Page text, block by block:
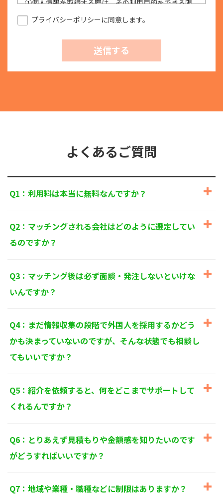
①個人情報を取得する際は、その利用目的をできる限
て適法かつ公正な手段を用い、同意を得て取得しま
個人情報を利用する際は、本人に明示、通知、また
は公表した利用目的の範囲内に限定し、それに反す
2. 安全対策の実施について
構築し、個人情報への不正アクセス、個人情報の漏
洩、滅失または毀損等の的確な防止とセキュリティの
本人からの苦情および相談があった場合には、適切か
正、削除、または利用もしくは提供の停止等を求めら
れたときは、適法かつ遅滞なく応じます。
に関する法令、国が定める指針およびその他の規範を
TEL：0120-550-580
株式会社 アルフォース･ワン 個人情報保護担当
プライバシーポリシーに同意します。
送信する
よくあるご質問
Q1：利用料は本当に無料なんですか？
Q2：マッチングされる会社はどのように選定してい
るのですか？
Q3：マッチング後は必ず面談・発注しないといけな
いんですか？
Q4：まだ情報収集の段階で外国人を採用するかどう
かも決まっていないのですが、そんな状態でも相談し
てもいいですか？
Q5：紹介を依頼すると、何をどこまでサポートして
くれるんですか？
Q6：とりあえず見積もりや金額感を知りたいのです
がどうすればいいですか？
Q7：地域や業種・職種などに制限はありますか？